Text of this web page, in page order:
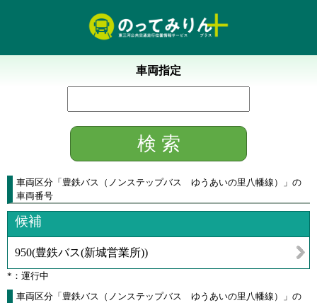
車両指定
車両区分 「 豊鉄バス（ノンステップバス ゆうあいの里八幡線） 」 の
車両番号
候補
950(豊鉄バス(新城営業所))
*：運行中
車両区分「豊鉄バス（ノンステップバス ゆうあいの里八幡線）」の